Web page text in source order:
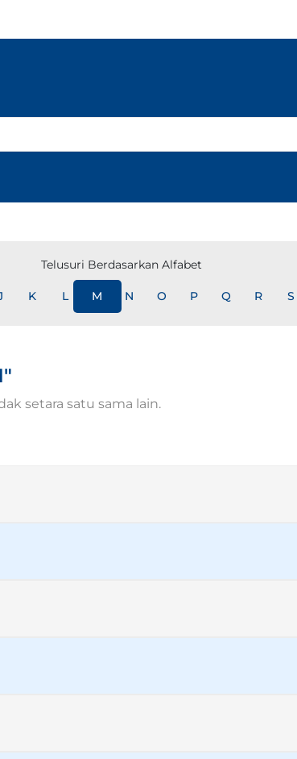
Telusuri Berdasarkan Alfabet
K L M N O P Q R S
setara satu sama lain.